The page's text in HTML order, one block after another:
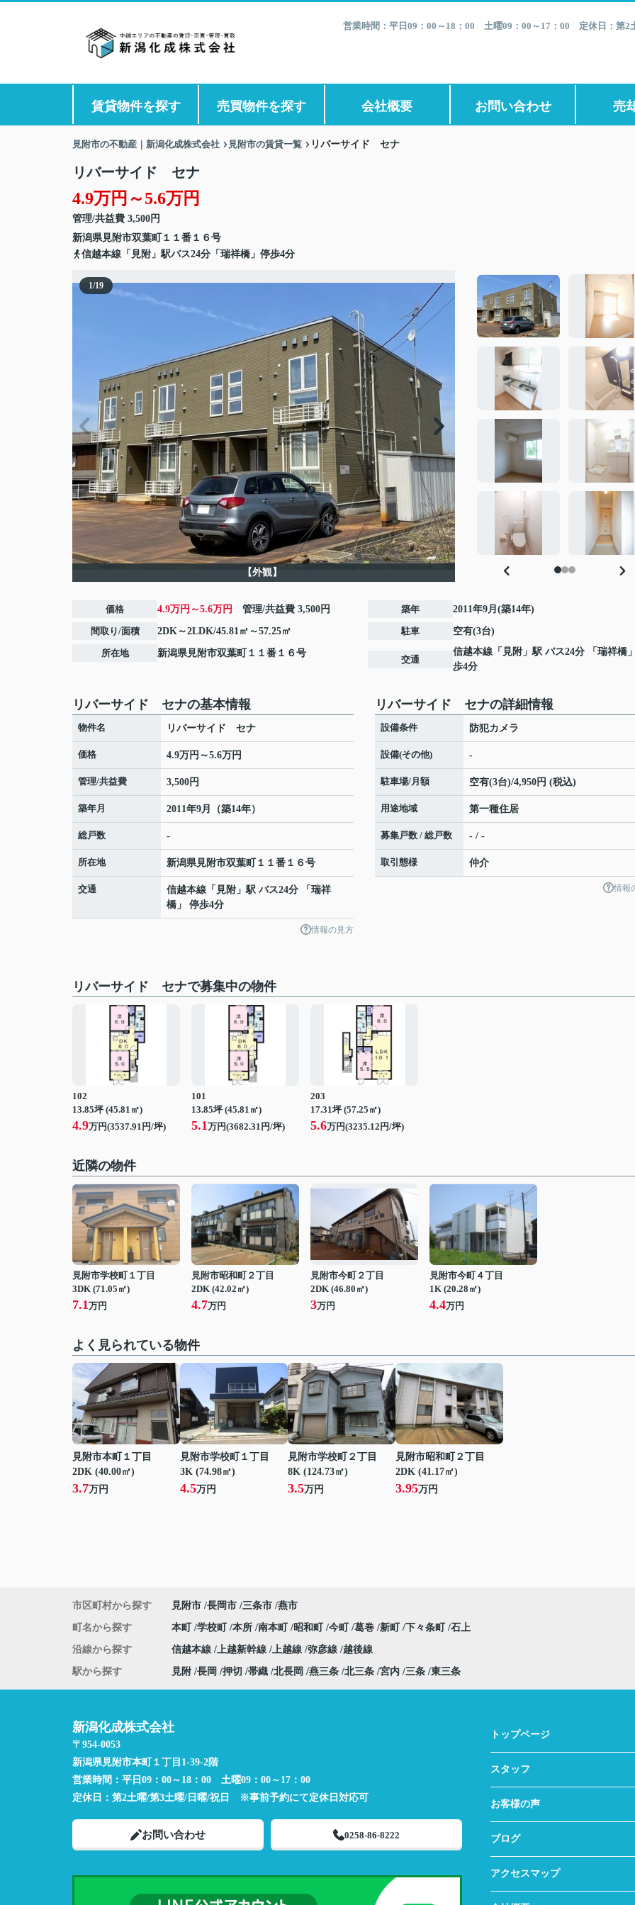
営業時間：平日09：00～18：00 土曜09：00～17：00 定休日：第
賃貸物件を探す 売買物件を探す 会社概要 お問い合わせ 売
見附市の不動産｜新潟化成株式会社 見附市の賃貸一覧 リバーサイド セナ
リバーサイド セナ
4.9万円～5.6万円
管理/共益費 3,500円
新潟県見附市双葉町
１１番１６号
信越本線「見附」駅バス24分「瑞祥橋」停歩4分
1/19
【外観】
価格 4.9万円～5.6万円 管理/共益費 3,500円
間取り/面積 2DK～2LDK/45.81㎡～57.25㎡
所在地 新潟県見附市双葉町 １１番１６号
築年 2011年9月(築14年)
駐車 空有(3台)
交通
信越本線 「 見附 」駅 バス24分 「瑞祥橋
歩4分
リバーサイド セナの基本情報
物件名 リバーサイド セナ
価格 4.9万円～5.6万円
管理/共益費 3,500円
築年月 2011年9月（築14年）
総戸数 -
所在地 新潟県見附市双葉町 １１番１６号
交通 信越本線 「 見附 」駅 バス24分 「瑞祥
橋」 停歩4分
情報の見方
リバーサイド セナの詳細情報
設備条件 防犯カメラ
設備(その他) -
駐車場/月額 空有(3台)/4,950円 (税込)
用途地域 第一種住居
募集戸数 / 総戸数 - / -
取引態様 仲介
情報
リバーサイド セナで募集中の物件
102
13.85坪 (45.81㎡)
4.9万円(3537.91円/坪)
101
13.85坪 (45.81㎡)
5.1万円(3682.31円/坪)
203
17.31坪 (57.25㎡)
5.6万円(3235.12円/坪)
近隣の物件
見附市学校町１丁目
3DK (71.05㎡)
7.1万円
見附市昭和町２丁目
2DK (42.02㎡)
4.7万円
見附市今町２丁目
2DK (46.80㎡)
3万円
見附市今町４丁目
1K (20.28㎡)
4.4万円
よく見られている物件
見附市本町１丁目
2DK (40.00㎡)
3.7万円
見附市学校町１丁目
3K (74.98㎡)
4.5万円
見附市学校町２丁目
8K (124.73㎡)
3.5万円
見附市昭和町２丁目
2DK (41.17㎡)
3.95万円
市区町村から探す 見附市 長岡市 三条市 燕市
町名から探す 本町 学校町 本所 南本町 昭和町 今町 葛巻 新町 下々条町 石上
沿線から探す 信越本線 上越新幹線 上越線 弥彦線 越後線
駅から探す 見附 長岡 押切 帯織 北長岡 燕三条 北三条 宮内 三条 東三条
新潟化成株式会社
〒954-0053
新潟県見附市本町１丁目1-39-2階
営業時間： 平日09：00～18：00 土曜09：00～17：00
定休日： 第2土曜/第3土曜/日曜/祝日 ※事前予約にて定休日対応可
お問い合わせ 0258-86-8222
トップページ
スタッフ
お客様の声
ブログ
アクセスマップ